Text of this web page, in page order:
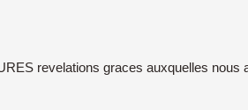
revelations graces auxquelles nous